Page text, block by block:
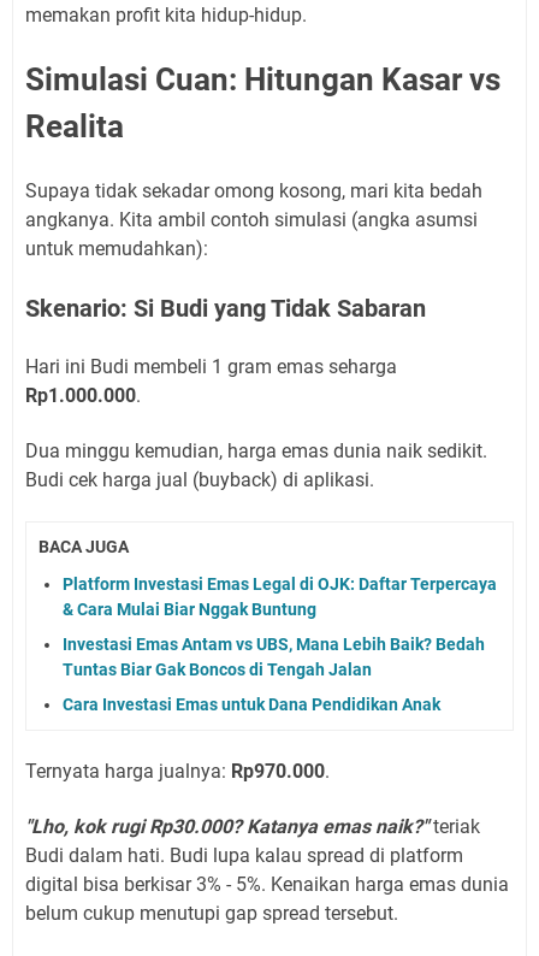
memakan profit kita hidup-hidup.
Simulasi Cuan: Hitungan Kasar vs
Realita
Supaya tidak sekadar omong kosong, mari kita bedah
angkanya. Kita ambil contoh simulasi (angka asumsi
untuk memudahkan):
Skenario: Si Budi yang Tidak Sabaran
Hari ini Budi membeli 1 gram emas seharga
Rp1.000.000.
Dua minggu kemudian, harga emas dunia naik sedikit.
Budi cek harga jual (buyback) di aplikasi.
BACA JUGA
Platform Investasi Emas Legal di OJK: Daftar Terpercaya
& Cara Mulai Biar Nggak Buntung
Investasi Emas Antam vs UBS, Mana Lebih Baik? Bedah
Tuntas Biar Gak Boncos di Tengah Jalan
Cara Investasi Emas untuk Dana Pendidikan Anak
Ternyata harga jualnya: Rp970.000.
"Lho, kok rugi Rp30.000? Katanya emas naik?"teriak
Budi dalam hati. Budi lupa kalau spread di platform
digital bisa berkisar 3% - 5%. Kenaikan harga emas dunia
belum cukup menutupi gap spread tersebut.